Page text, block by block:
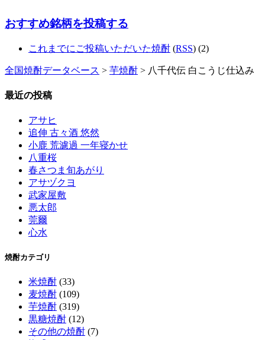
おすすめ銘柄を投稿する
これまでにご投稿いただいた焼酎 (RSS) (2)
全国焼酎データベース > 芋焼酎 > 八千代伝 白こうじ仕込み
最近の投稿
アサヒ
追伸 古々酒 悠然
小鹿 荒濾過 一年寝かせ
八重桜
春さつま旬あがり
アサヅクヨ
武家屋敷
悪太郎
莞爾
心水
焼酎カテゴリ
米焼酎 (33)
麦焼酎 (109)
芋焼酎 (319)
黒糖焼酎 (12)
その他の焼酎 (7)